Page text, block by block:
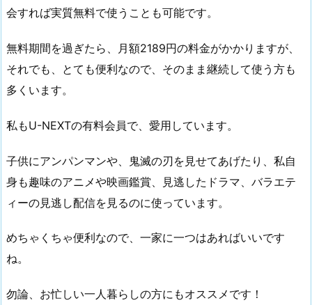
会すれば実質無料で使うことも可能です。
無料期間を過ぎたら、月額2189円の料金がかかりますが、
それでも、とても便利なので、そのまま継続して使う方も
多くいます。
私もU-NEXTの有料会員で、愛用しています。
子供にアンパンマンや、鬼滅の刃を見せてあげたり、私自
身も趣味のアニメや映画鑑賞、見逃したドラマ、バラエテ
ィーの見逃し配信を見るのに使っています。
めちゃくちゃ便利なので、一家に一つはあればいいです
ね。
勿論、お忙しい一人暮らしの方にもオススメです！